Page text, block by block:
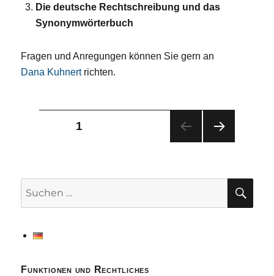
Die deutsche Rechtschreibung und das
Synonymwörterbuch
Fragen und Anregungen können Sie gern an
Dana Kuhnertrichten.
Seitennummerierung
Beiträge
SEITE1
Funktionen und Rechtliches